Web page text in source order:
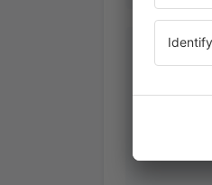
Jean